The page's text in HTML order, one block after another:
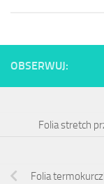
OBSERWUJ:
Folia stretch
Folia